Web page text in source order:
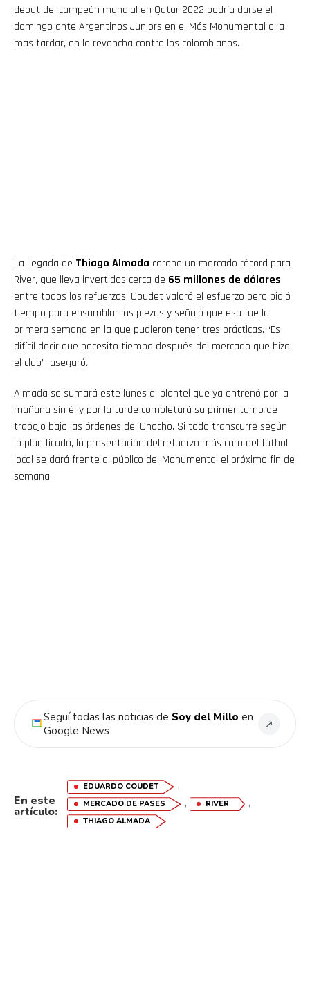
debut del campeón mundial en Qatar 2022 podría darse el
domingo ante Argentinos Juniors en el Más Monumental o, a
más tardar, en la revancha contra los colombianos.
La llegada de Thiago Almada corona un mercado récord para
River, que lleva invertidos cerca de 65 millones de dólares
entre todos los refuerzos. Coudet valoró el esfuerzo pero pidió
tiempo para ensamblar las piezas y señaló que esa fue la
primera semana en la que pudieron tener tres prácticas. “Es
difícil decir que necesito tiempo después del mercado que hizo
el club”, aseguró.
Almada se sumará este lunes al plantel que ya entrenó por la
mañana sin él y por la tarde completará su primer turno de
trabajo bajo las órdenes del Chacho. Si todo transcurre según
lo planificado, la presentación del refuerzo más caro del fútbol
local se dará frente al público del Monumental el próximo fin de
semana.
Seguí todas las noticias de Soy del Millo en
Google News
↗
En este
artículo:
EDUARDO COUDET ,
MERCADO DE PASES , RIVER ,
THIAGO ALMADA